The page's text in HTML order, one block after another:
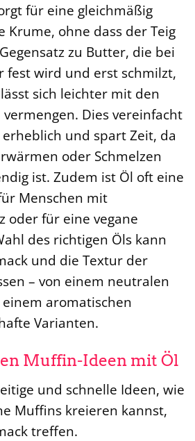
für eine gleichmäßig
Krume, ohne dass der Teig
zu Butter, die bei
fest wird und erst schmilzt,
sich leichter mit den
Dies vereinfacht
erheblich und spart Zeit, da
oder Schmelzen
ist. Zudem ist Öl oft eine
Menschen mit
oder für eine vegane
des richtigen Öls kann
und die Textur der
– von einem neutralen
aromatischen
Varianten.
Muffin-Ideen mit Öl
und schnelle Ideen, wie
Muffins kreieren kannst,
treffen.